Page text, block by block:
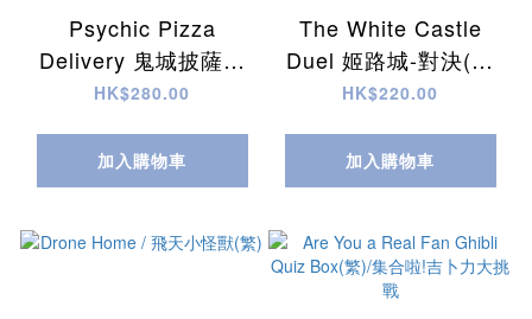
Psychic Pizza
Delivery 鬼城披薩宅
急送+-Add On
HK$280.00
加入購物車
The White Castle
Duel 姬路城-對決(連
promo)
HK$220.00
加入購物車